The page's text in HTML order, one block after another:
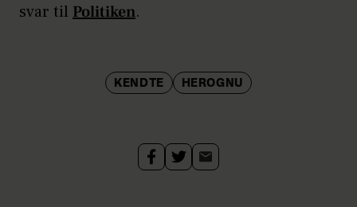
svar til Politiken.
KENDTE HEROGNU